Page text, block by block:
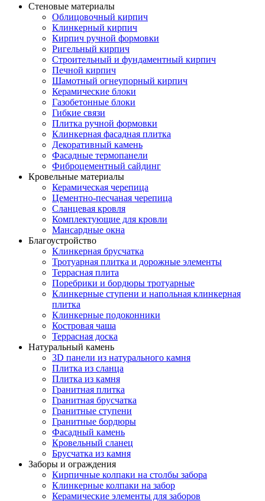
Стеновые материалы
Облицовочный кирпич
Клинкерный кирпич
Кирпич ручной формовки
Ригельный кирпич
Строительный и фундаментный кирпич
Печной кирпич
Шамотный огнеупорный кирпич
Керамические блоки
Газобетонные блоки
Гибкие связи
Плитка ручной формовки
Клинкерная фасадная плитка
Декоративный камень
Фасадные термопанели
Фиброцементный сайдинг
Кровельные материалы
Керамическая черепица
Цементно-песчаная черепица
Сланцевая кровля
Комплектующие для кровли
Мансардные окна
Благоустройство
Клинкерная брусчатка
Тротуарная плитка и дорожные элементы
Террасная плита
Поребрики и бордюры тротуарные
Клинкерные ступени и напольная клинкерная
плитка
Клинкерные подоконники
Костровая чаша
Террасная доска
Натуральный камень
3D панели из натурального камня
Плитка из сланца
Плитка из камня
Гранитная плитка
Гранитная брусчатка
Гранитные ступени
Гранитные бордюры
Фасадный камень
Кровельный сланец
Брусчатка из камня
Заборы и ограждения
Кирпичные колпаки на столбы забора
Клинкерные колпаки на забор
Керамические элементы для заборов